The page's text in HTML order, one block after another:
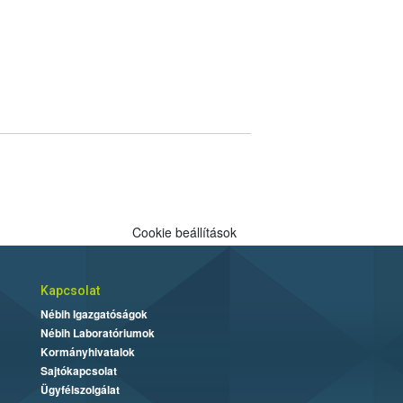
Cookie beállítások
Kapcsolat
Nébih Igazgatóságok
Nébih Laboratóriumok
Kormányhivatalok
Sajtókapcsolat
Ügyfélszolgálat